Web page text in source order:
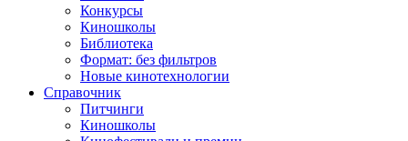
Конкурсы
Киношколы
Библиотека
Формат: без фильтров
Новые кинотехнологии
Справочник
Питчинги
Киношколы